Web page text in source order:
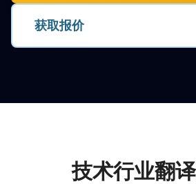
获取报价
技术行业翻